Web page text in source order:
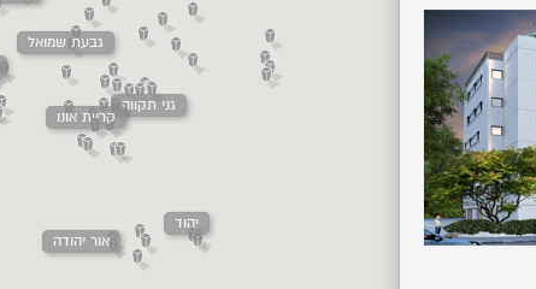
אור יהודה
גבעת שמואל
גני תקווה
יהוד
קריית אונו